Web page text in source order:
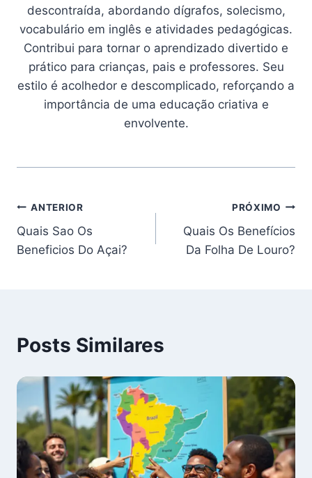
descontraída, abordando dígrafos, solecismo,
vocabulário em inglês e atividades pedagógicas.
Contribui para tornar o aprendizado divertido e
prático para crianças, pais e professores. Seu
estilo é acolhedor e descomplicado, reforçando a
importância de uma educação criativa e
envolvente.
Navegação
de
ANTERIOR
Quais Sao Os
Beneficios Do Açai?
PRÓXIMO
Quais Os Benefícios
Da Folha De Louro?
Posts Similares